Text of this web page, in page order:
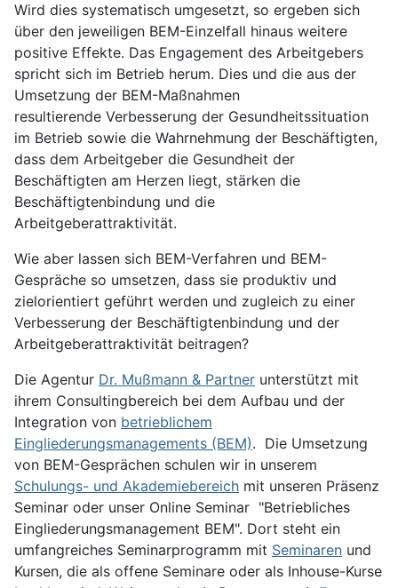
Wird dies systematisch umgesetzt, so ergeben sich
über den jeweiligen BEM-Einzelfall hinaus weitere
positive Effekte. Das Engagement des Arbeitgebers
spricht sich im Betrieb herum. Dies und die aus der
Umsetzung der BEM-Maßnahmen
resultierende Verbesserung der Gesundheitssituation
im Betrieb sowie die Wahrnehmung der Beschäftigten,
dass dem Arbeitgeber die Gesundheit der
Beschäftigten am Herzen liegt, stärken die
Beschäftigtenbindung und die
Arbeitgeberattraktivität.
Wie aber lassen sich BEM-Verfahren und BEM-
Gespräche so umsetzen, dass sie produktiv und
zielorientiert geführt werden und zugleich zu einer
Verbesserung der Beschäftigtenbindung und der
Arbeitgeberattraktivität beitragen?
Die Agentur Dr. Mußmann & Partner unterstützt mit
ihrem Consultingbereich bei dem Aufbau und der
Integration von betrieblichem
Eingliederungsmanagements (BEM). Die Umsetzung
von BEM-Gesprächen schulen wir in unserem
Schulungs- und Akademiebereich mit unseren Präsenz
Seminar oder unser Online Seminar "Betriebliches
Eingliederungsmanagement BEM". Dort steht ein
umfangreiches Seminarprogramm mit Seminaren und
Kursen, die als offene Seminare oder als Inhouse-Kurse